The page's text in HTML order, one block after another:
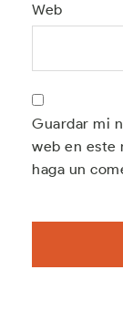
Web
Guardar mi
web en este
haga un